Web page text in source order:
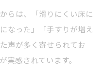
らは、「滑りにくい床に
なった」「手すりが増え
声が多く寄せられてお
実感されています。